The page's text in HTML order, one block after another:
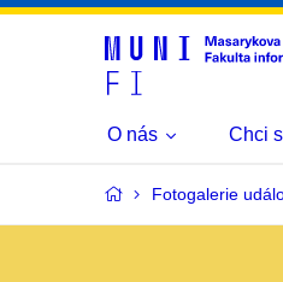
O nás Chci
Fotogalerie